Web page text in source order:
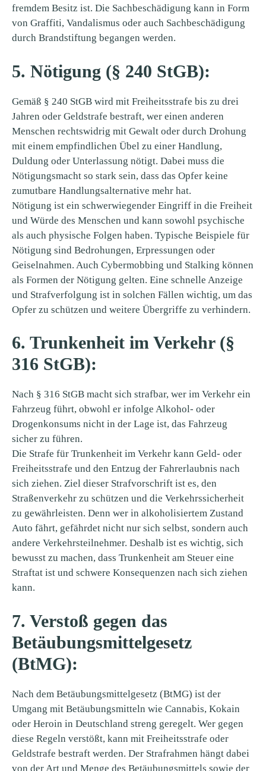
fremdem Besitz ist. Die Sachbeschädigung kann in Form
von Graffiti, Vandalismus oder auch Sachbeschädigung
durch Brandstiftung begangen werden.
5. Nötigung (§ 240 StGB):
Gemäß § 240 StGB wird mit Freiheitsstrafe bis zu drei
Jahren oder Geldstrafe bestraft, wer einen anderen
Menschen rechtswidrig mit Gewalt oder durch Drohung
mit einem empfindlichen Übel zu einer Handlung,
Duldung oder Unterlassung nötigt. Dabei muss die
Nötigungsmacht so stark sein, dass das Opfer keine
zumutbare Handlungsalternative mehr hat.
Nötigung ist ein schwerwiegender Eingriff in die Freiheit
und Würde des Menschen und kann sowohl psychische
als auch physische Folgen haben. Typische Beispiele für
Nötigung sind Bedrohungen, Erpressungen oder
Geiselnahmen. Auch Cybermobbing und Stalking können
als Formen der Nötigung gelten. Eine schnelle Anzeige
und Strafverfolgung ist in solchen Fällen wichtig, um das
Opfer zu schützen und weitere Übergriffe zu verhindern.
6. Trunkenheit im Verkehr (§
316 StGB):
Nach § 316 StGB macht sich strafbar, wer im Verkehr ein
Fahrzeug führt, obwohl er infolge Alkohol- oder
Drogenkonsums nicht in der Lage ist, das Fahrzeug
sicher zu führen.
Die Strafe für Trunkenheit im Verkehr kann Geld- oder
Freiheitsstrafe und den Entzug der Fahrerlaubnis nach
sich ziehen. Ziel dieser Strafvorschrift ist es, den
Straßenverkehr zu schützen und die Verkehrssicherheit
zu gewährleisten. Denn wer in alkoholisiertem Zustand
Auto fährt, gefährdet nicht nur sich selbst, sondern auch
andere Verkehrsteilnehmer. Deshalb ist es wichtig, sich
bewusst zu machen, dass Trunkenheit am Steuer eine
Straftat ist und schwere Konsequenzen nach sich ziehen
kann.
7. Verstoß gegen das
Betäubungsmittelgesetz
(BtMG):
Nach dem Betäubungsmittelgesetz (BtMG) ist der
Umgang mit Betäubungsmitteln wie Cannabis, Kokain
oder Heroin in Deutschland streng geregelt. Wer gegen
diese Regeln verstößt, kann mit Freiheitsstrafe oder
Geldstrafe bestraft werden. Der Strafrahmen hängt dabei
von der Art und Menge des Betäubungsmittels sowie der